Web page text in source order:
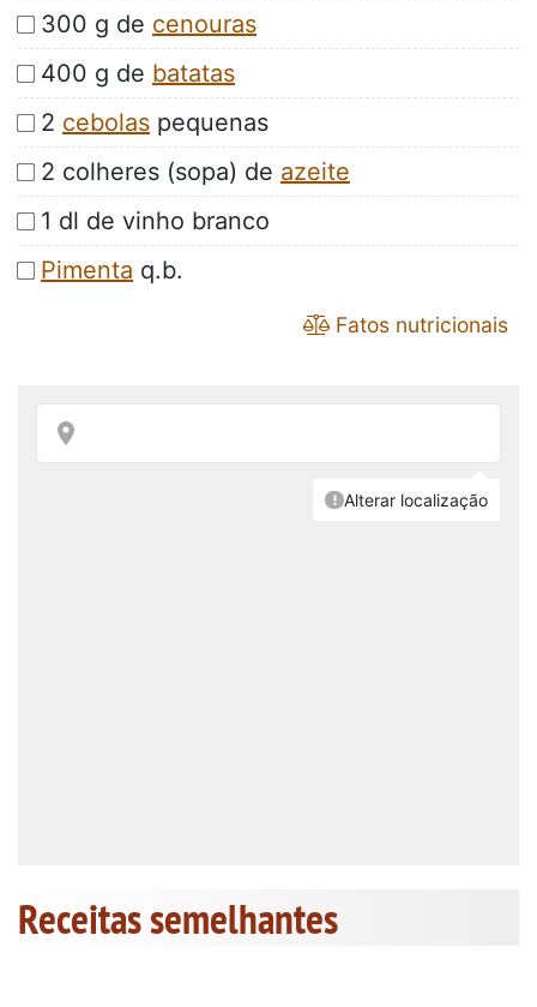
300 g de cenouras
400 g de batatas
2 cebolas pequenas
2 colheres (sopa) de azeite
1 dl de vinho branco
Pimenta q.b.
Fatos nutricionais
Receitas semelhantes